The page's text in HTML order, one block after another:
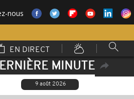
nous
EN DIRECT
MINUTE
9 août 2026